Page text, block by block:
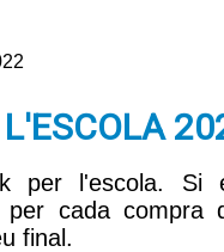
L'ESCOLA
per l'escola. Si
per cada
final.